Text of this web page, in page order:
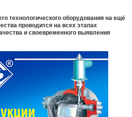
технологического оборудования на ещё
проводится на всех этапах
и своевременного выявления